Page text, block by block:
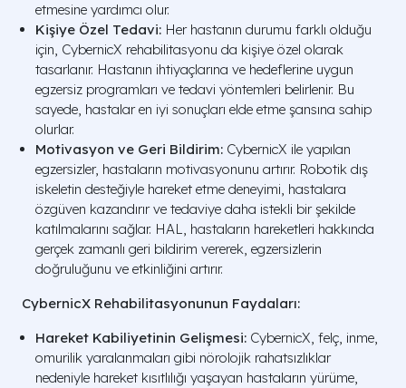
etmesine yardımcı olur.
Kişiye Özel Tedavi: Her hastanın durumu farklı olduğu
için, CybernicX rehabilitasyonu da kişiye özel olarak
tasarlanır. Hastanın ihtiyaçlarına ve hedeflerine uygun
egzersiz programları ve tedavi yöntemleri belirlenir. Bu
sayede, hastalar en iyi sonuçları elde etme şansına sahip
olurlar.
Motivasyon ve Geri Bildirim: CybernicX ile yapılan
egzersizler, hastaların motivasyonunu artırır. Robotik dış
iskeletin desteğiyle hareket etme deneyimi, hastalara
özgüven kazandırır ve tedaviye daha istekli bir şekilde
katılmalarını sağlar. HAL, hastaların hareketleri hakkında
gerçek zamanlı geri bildirim vererek, egzersizlerin
doğruluğunu ve etkinliğini artırır.
CybernicX Rehabilitasyonunun Faydaları:
Hareket Kabiliyetinin Gelişmesi: CybernicX, felç, inme,
omurilik yaralanmaları gibi nörolojik rahatsızlıklar
nedeniyle hareket kısıtlılığı yaşayan hastaların yürüme,